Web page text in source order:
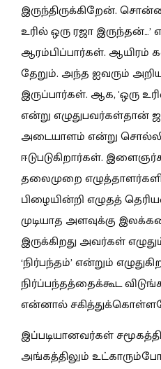
இருந்திருக்கிறேன்.
உரில் ஒரு ரஜா
ஆரம்பிப்பார்கள். ஆயிரம்
தேறும். அந்த ஐவரும்
இருப்பார்கள். ஆக, 'ஒரு
என்று எழுதுபவர்கள்தான்
அடையாளம் என்று
ஈடுபடுகிறார்கள்.
தலைமுறை
பிழையின்றி எழுதத்
முடியாத அளவுக்கு
இருக்கிறது அவர்கள்
‘நிர்பந்தம்’ என்றும்
நிர்ப்பந்தத்தைக்கூட
என்னால்
இப்படியானவர்கள்
அங்கத்திலும்